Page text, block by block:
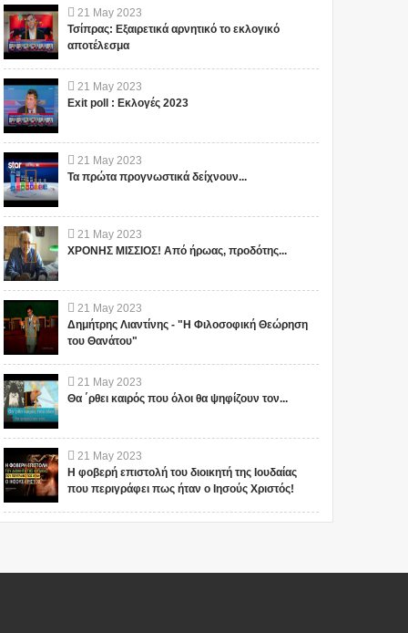
21 May 2023
Τσίπρας: Εξαιρετικά αρνητικό το εκλογικό
αποτέλεσμα
21 May 2023
Exit poll : Εκλογές 2023
21 May 2023
Τα πρώτα προγνωστικά δείχνουν...
21 May 2023
ΧΡΟΝΗΣ ΜΙΣΣΙΟΣ! Από ήρωας, προδότης...
21 May 2023
Δημήτρης Λιαντίνης - "Η Φιλοσοφική Θεώρηση
του Θανάτου"
21 May 2023
Θα ΄ρθει καιρός που όλοι θα ψηφίζουν τον...
21 May 2023
Η φοβερή επιστολή του διοικητή της Ιουδαίας
που περιγράφει πως ήταν ο Ιησούς Χριστός!